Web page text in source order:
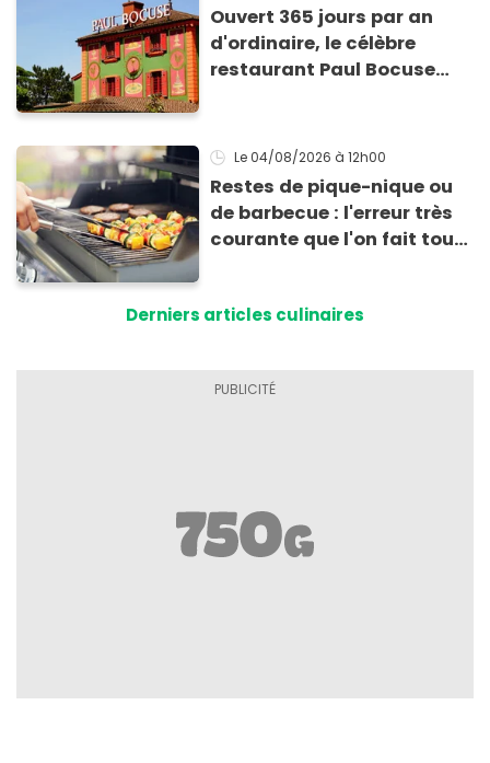
Ouvert 365 jours par an
d'ordinaire, le célèbre
restaurant Paul Bocuse
Le 04/08/2026 à 12h00
Restes de pique-nique ou
de barbecue : l'erreur très
courante que l'on fait tous
Derniers articles culinaires